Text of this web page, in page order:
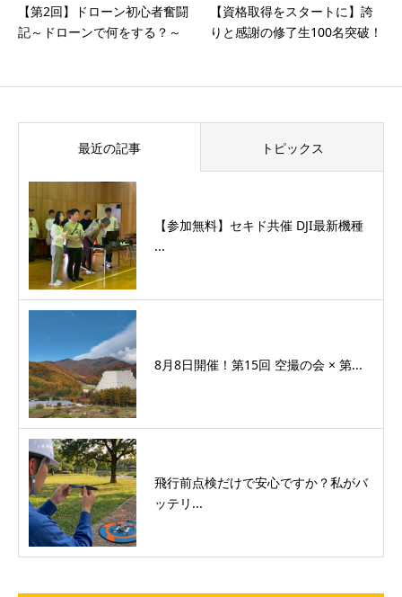
【第2回】ドローン初心者奮闘
記～ドローンで何をする？～
【資格取得をスタートに】誇
りと感謝の修了生100名突破！
最近の記事 トピックス
【参加無料】セキド共催 DJI最新機種
...
8月8日開催！第15回 空撮の会 × 第...
飛行前点検だけで安心ですか？私がバ
ッテリ...